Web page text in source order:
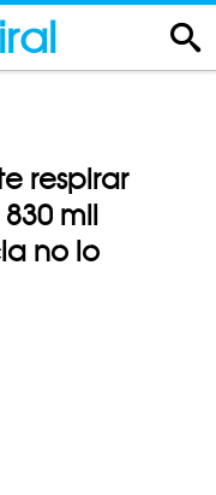
respirar
mil
no lo